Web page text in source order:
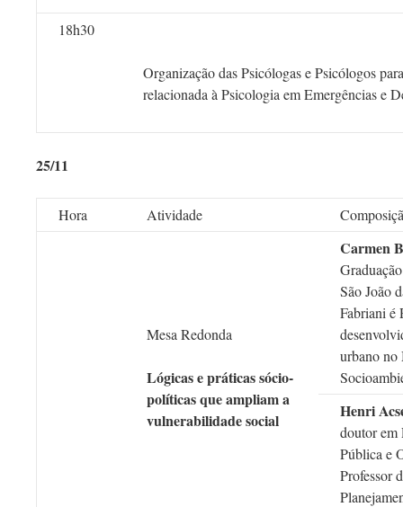
18h30
Organização das Psicólogas e Psicólogos
relacionada à Psicologia em Emergências e
25/11
Hora Atividade
Mesa Redonda
Lógicas e práticas sócio-
políticas que ampliam a
vulnerabilidade social
Carmen
São João
Fabriani é
urbano no
Henri
doutor em
Pública e
Professor